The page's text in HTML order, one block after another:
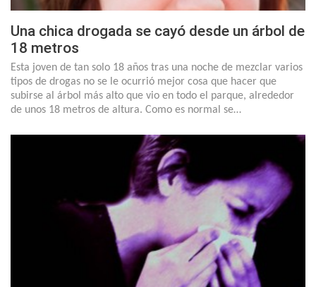
Una chica drogada se cayó desde un árbol de
18 metros
Esta joven de tan solo 18 años tras una noche de mezclar varios
tipos de drogas no se le ocurrió mejor cosa que hacer que
subirse al árbol más alto que vio en todo el parque, alrededor
de unos 18 metros de altura. Como es normal se…